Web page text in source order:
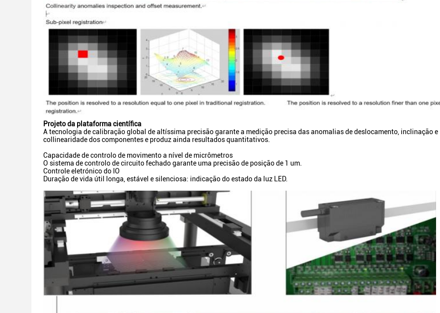
Projeto da plataforma científica
A tecnologia de calibração global de altíssima precisão garante a medição precisa das anomalias de deslocamento, inclinação e
collinearidade dos componentes e produz ainda resultados quantitativos.
Capacidade de controlo de movimento a nível de micrômetros
O sistema de controlo de circuito fechado garante uma precisão de posição de 1 um.
Controle eletrónico do IO
Duração de vida útil longa, estável e silenciosa: indicação do estado da luz LED.